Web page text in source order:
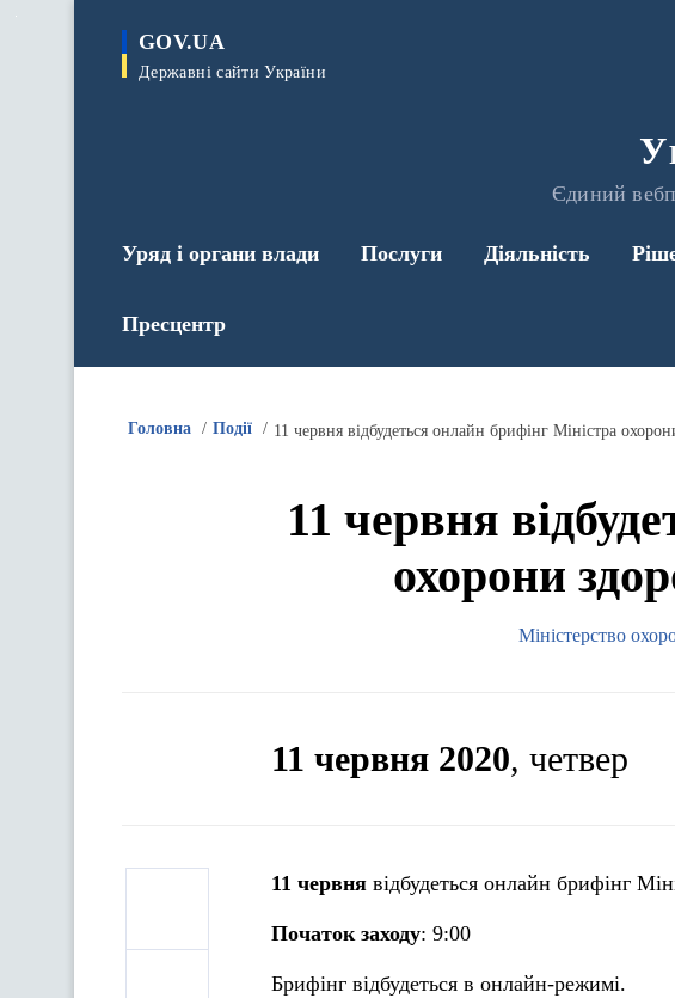
GOV.UA
Державні сайти України
Єдиний
Уряд і органи влади Послуги Діяльність
Пресцентр
Головна Події 11 червня відбудеться онлайн брифінг Міністра
11 червня
охорони
Міністерство
11 червня 2020, четвер
11 червня відбудеться онлайн брифінг
Початок заходу: 9:00
Брифінг відбудеться в онлайн-режимі.